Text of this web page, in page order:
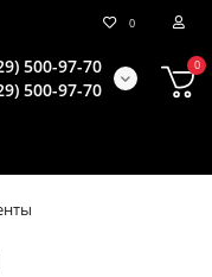
0
500-97-70
500-97-70
0